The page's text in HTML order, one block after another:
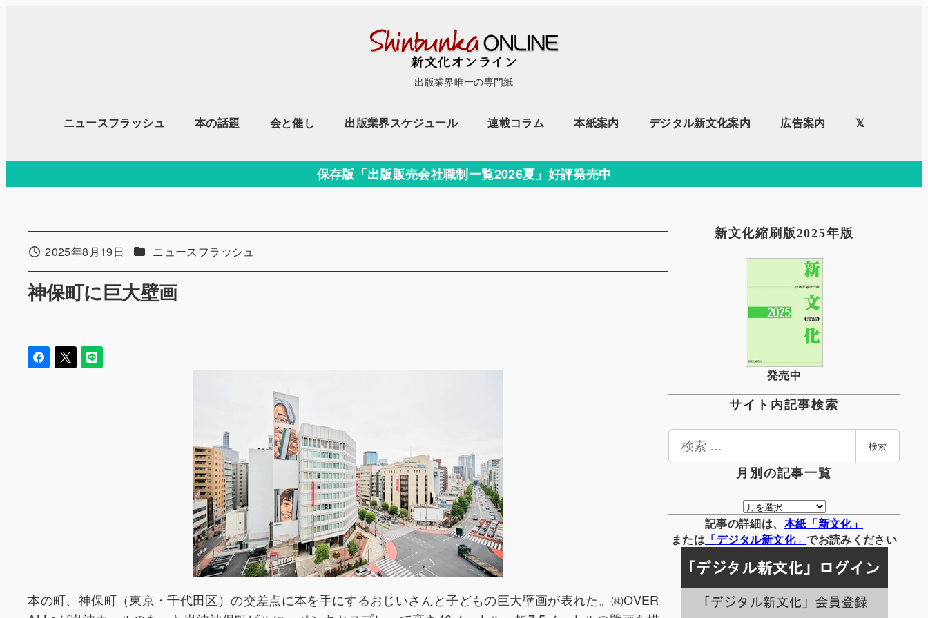
移
出版業界唯一の専門紙
ニュースフラッシュ 本の話題 会と催し 出版業界スケジュール 連載コラム 本紙案内 デジタル新文化案内 広告案内 𝕏
保存版「出版販売会社職制一覧2026夏」好評発売中
神保町に巨大壁画
投稿日2025年8月19日 カテゴリー
ニュースフラッシュ
本の町、神保町（東京・千代田区）の交差点に本を手にするおじいさんと子どもの巨大壁画が表れた。㈱OVER
新文化縮刷版2025年版
発売中
サイト内記事検索
検
検索
月別の記事一覧
月
別
の
事
一
覧
記事の詳細は、 本紙「新文化」
または 「デジタル新文化」でお読みください